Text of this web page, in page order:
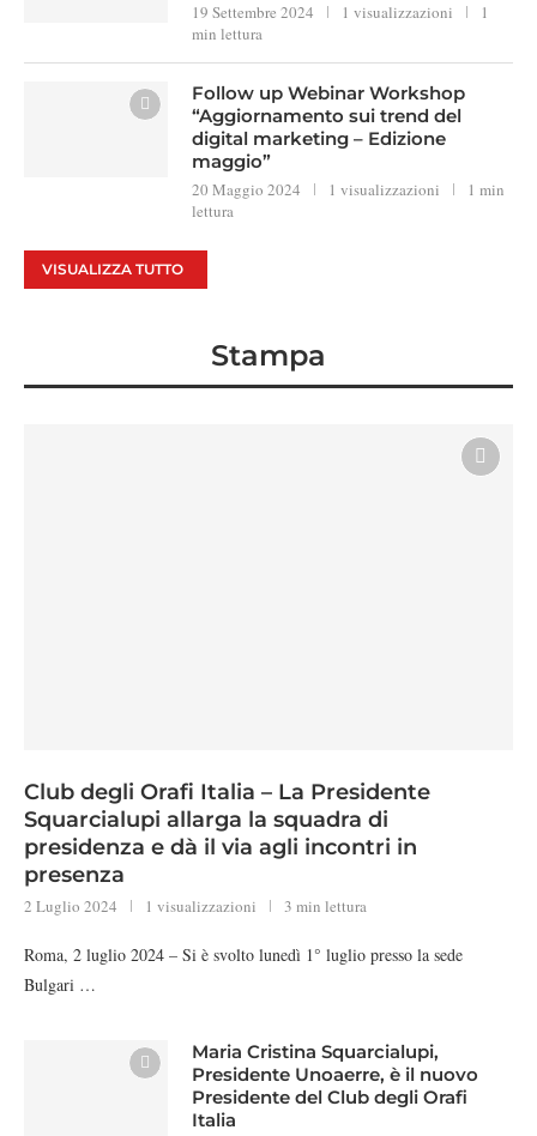
19 Settembre 2024 1 visualizzazioni
1
min lettura
Follow up Webinar Workshop
“Aggiornamento sui trend del
digital marketing – Edizione
maggio”
20 Maggio 2024 1 visualizzazioni
1 min
lettura
VISUALIZZA TUTTO
Stampa
Club degli Orafi Italia – La Presidente
Squarcialupi allarga la squadra di
presidenza e dà il via agli incontri in
presenza
2 Luglio 2024 1 visualizzazioni 3 min lettura
Roma, 2 luglio 2024 – Si è svolto lunedì 1° luglio presso la sede
Bulgari …
Maria Cristina Squarcialupi,
Presidente Unoaerre, è il nuovo
Presidente del Club degli Orafi
Italia